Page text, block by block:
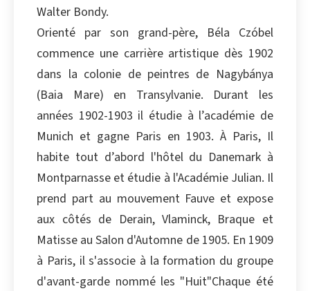
Walter Bondy.
Orienté par son grand-père, Béla Czóbel
commence une carrière artistique dès 1902
dans la colonie de peintres de Nagybánya
(Baia Mare) en Transylvanie. Durant les
années 1902-1903 il étudie à l’académie de
Munich et gagne Paris en 1903. À Paris, Il
habite tout d’abord l'hôtel du Danemark à
Montparnasse et étudie à l'Académie Julian. Il
prend part au mouvement Fauve et expose
aux côtés de Derain, Vlaminck, Braque et
Matisse au Salon d'Automne de 1905. En 1909
à Paris, il s'associe à la formation du groupe
d'avant-garde nommé les "Huit"Chaque été